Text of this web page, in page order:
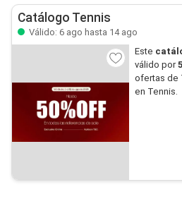
Catálogo Tennis
Válido: 6 ago hasta 14 ago
Este
válido por5
ofertas de
en Tennis.